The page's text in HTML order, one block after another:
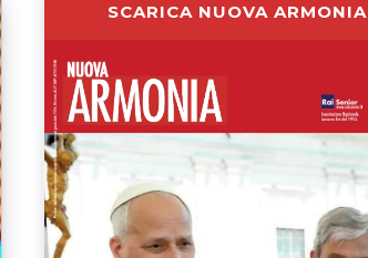
SCARICA NUOVA ARMONIA